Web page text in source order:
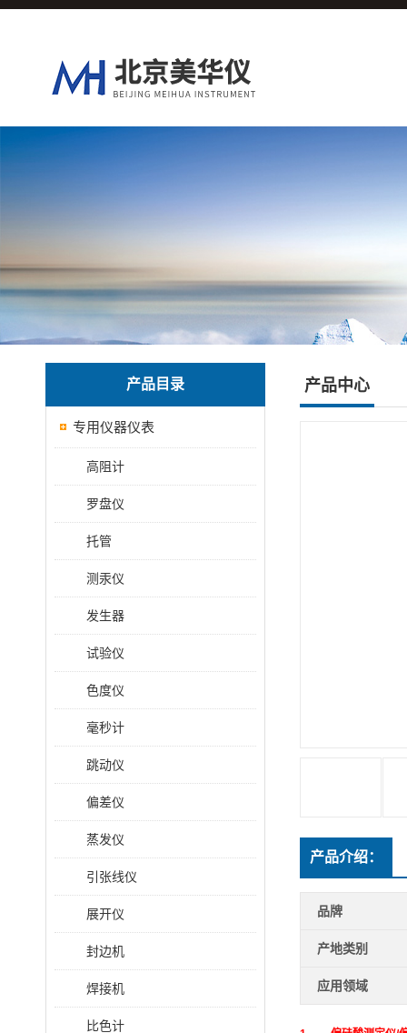
产品目录
专用仪器仪表
高阻计
罗盘仪
托管
测汞仪
发生器
试验仪
色度仪
毫秒计
跳动仪
偏差仪
蒸发仪
引张线仪
展开仪
封边机
焊接机
比色计
产品中心
产品介绍：
品牌
产地类别
应用领域